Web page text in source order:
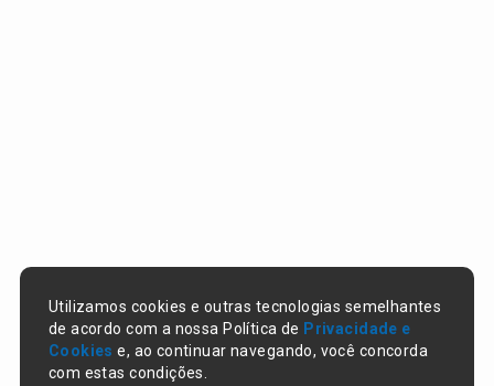
Utilizamos cookies e outras tecnologias semelhantes
de acordo com a nossa Política de Privacidade e
Cookies e, ao continuar navegando, você concorda
com estas condições.